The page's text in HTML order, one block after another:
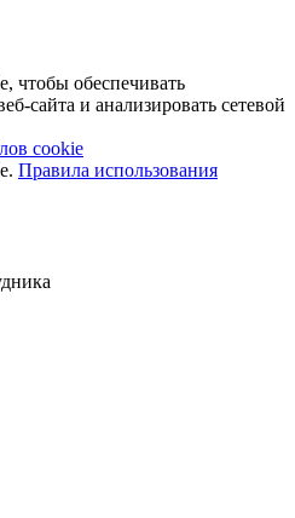
чтобы обеспечивать
сайта и анализировать сетевой
cookie
Правила использования